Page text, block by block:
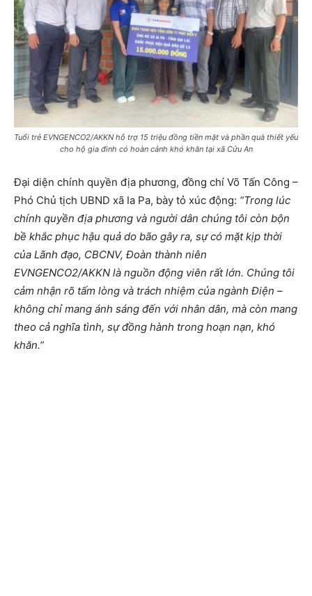
Tuổi trẻ EVNGENCO2/AKKN hỗ trợ 15 triệu đồng tiền mặt và phần quà thiết yếu
cho hộ gia đình có hoàn cảnh khó khăn tại xã Cửu An
Đại diện chính quyền địa phương, đồng chí Võ Tấn Công –
Phó Chủ tịch UBND xã Ia Pa, bày tỏ xúc động: “Trong lúc
chính quyền địa phương và người dân chúng tôi còn bộn
bề khắc phục hậu quả do bão gây ra, sự có mặt kịp thời
của Lãnh đạo, CBCNV, Đoàn thành niên
EVNGENCO2/AKKN là nguồn động viên rất lớn. Chúng tôi
cảm nhận rõ tấm lòng và trách nhiệm của ngành Điện –
không chỉ mang ánh sáng đến với nhân dân, mà còn mang
theo cả nghĩa tình, sự đồng hành trong hoạn nạn, khó
khăn.”